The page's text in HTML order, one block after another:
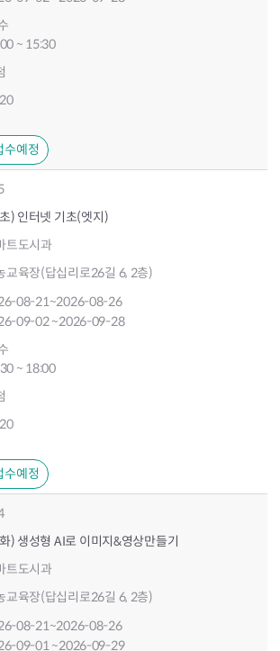
~ 15:30
0 / 20
수예정
) 인터넷 기초(엣지)
트도시과
교육장(답십리로26길 6, 2층)
08-21~2026-08-26
09-02~2026-09-28
~ 18:00
0 / 20
수예정
) 생성형 AI로 이미지&영상만들기
트도시과
교육장(답십리로26길 6, 2층)
08-21~2026-08-26
09-01~2026-09-29